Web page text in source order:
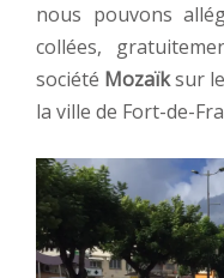
nous pouvons
collées,
société Mozaïksur
la ville de Fort-de-